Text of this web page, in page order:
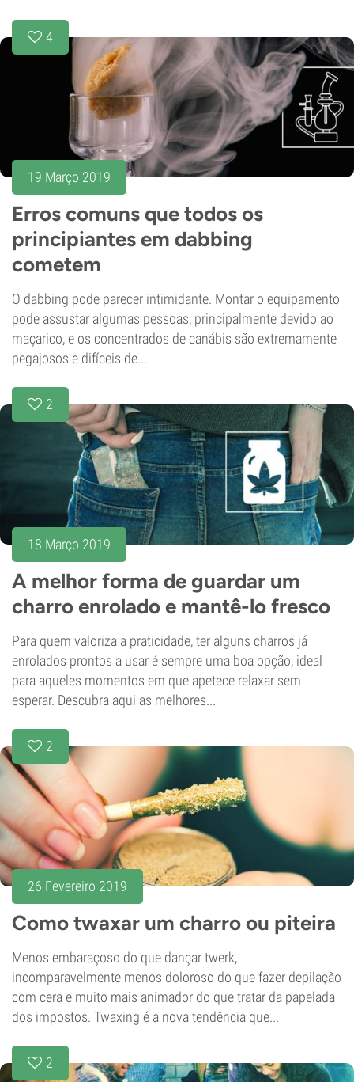
4
19 Março 2019
Erros comuns que todos os
principiantes em dabbing
cometem
O dabbing pode parecer intimidante. Montar o equipamento
pode assustar algumas pessoas, principalmente devido ao
maçarico, e os concentrados de canábis são extremamente
pegajosos e difíceis de...
2
18 Março 2019
A melhor forma de guardar um
charro enrolado e mantê-lo fresco
Para quem valoriza a praticidade, ter alguns charros já
enrolados prontos a usar é sempre uma boa opção, ideal
para aqueles momentos em que apetece relaxar sem
esperar. Descubra aqui as melhores...
2
26 Fevereiro 2019
Como twaxar um charro ou piteira
Menos embaraçoso do que dançar twerk,
incomparavelmente menos doloroso do que fazer depilação
com cera e muito mais animador do que tratar da papelada
dos impostos. Twaxing é a nova tendência que...
2